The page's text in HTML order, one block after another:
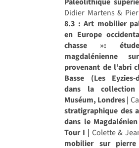
Didier Martens &
8.3 : Art mobilier
en Europe
chasse »:
magdalénienne
provenant de l’abri
Basse (Les Eyzies-
dans la
Muséum, Londres |
stratigraphique des
dans le
Tour I | Colette &
mobilier sur